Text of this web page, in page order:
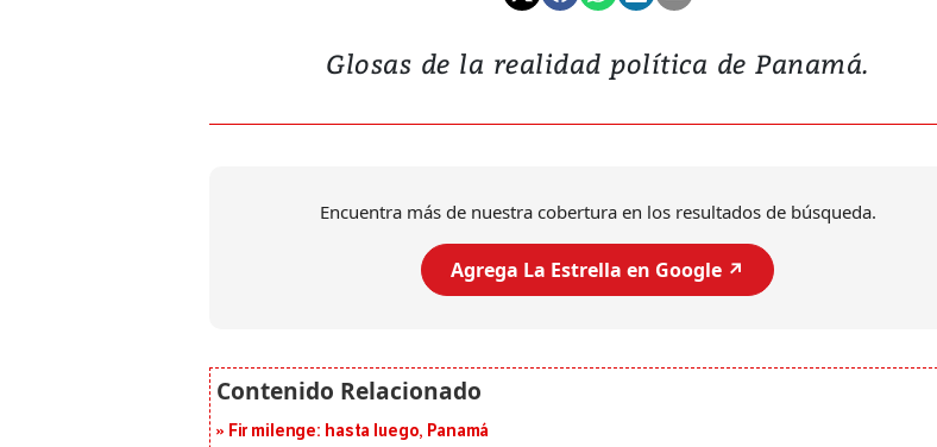
Glosas de la realidad política de Panamá.
Encuentra más de nuestra cobertura en los resultados de búsqueda.
Agrega La Estrella en Google ↗️
Fir milenge: hasta luego, Panamá